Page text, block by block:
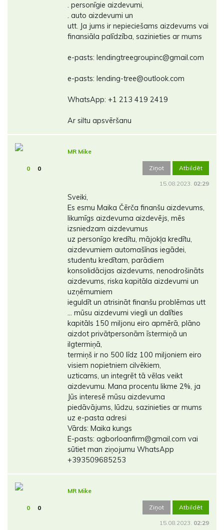
. personīgie aizdevumi,
. auto aizdevumi un
utt. Ja jums ir nepieciešams aizdevums vai
finansiāla palīdzība, sazinieties ar mums
e-pasts: lendingtreegroupinc@gmail.com
e-pasts: lending-tree@outlook.com
WhatsApp: +1 213 419 2419
Ar siltu apsvēršanu
0 0
MR Mike
Ziņot Atbildēt
15.08.2023. 02:29
Sveiki,
Es esmu Maika Čērča finanšu aizdevums,
likumīgs aizdevuma aizdevējs, mēs
izsniedzam aizdevumus
uz personīgo kredītu, mājokļa kredītu,
aizdevumiem automašīnas iegādei,
studentu kredītam, parādiem
konsolidācijas aizdevums, nenodrošināts
aizdevums, riska kapitāla aizdevumi un
uzņēmumiem
ieguldīt un atrisināt finanšu problēmas utt
... mūsu aizdevumi viegli un dalīties
kapitāls 150 miljonu eiro apmērā, plāno
aizdot privātpersonām īstermiņā un
ilgtermiņā,
termiņš ir no 500 līdz 100 miljoniem eiro
visiem nopietniem cilvēkiem,
uzticams, un integrēt tā vēlas veikt
aizdevumu. Mana procentu likme 2%, ja
Jūs interesē mūsu aizdevuma
piedāvājums, lūdzu, sazinieties ar mums
uz e-pasta adresi
Vārds: Maika kungs
E-pasts: agborloanfirm@gmail.com vai
sūtiet man ziņojumu WhatsApp
+393509685253
0 0
MR Mike
Ziņot Atbildēt
15.08.2023. 02:29